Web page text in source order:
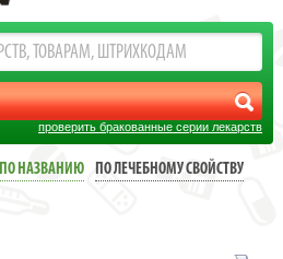
проверить бракованные серии лекарств
ПО НАЗВАНИЮ
ПО ЛЕЧЕБНОМУ СВОЙСТВУ